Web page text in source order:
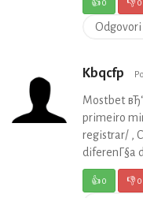
👍0 👎0
Kbqcfp
Mostbet
primeiro
registrar/ ,
diferenГ§a
👍0 👎0